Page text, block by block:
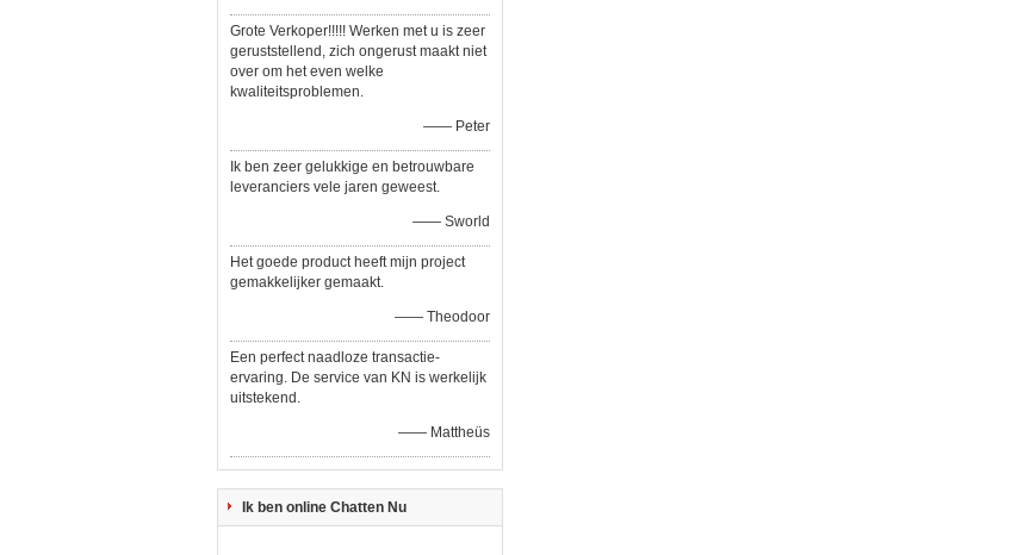
Grote Verkoper!!!!! Werken met u is zeer
geruststellend, zich ongerust maakt niet
over om het even welke
kwaliteitsproblemen.
—— Peter
Ik ben zeer gelukkige en betrouwbare
leveranciers vele jaren geweest.
—— Sworld
Het goede product heeft mijn project
gemakkelijker gemaakt.
—— Theodoor
Een perfect naadloze transactie-
ervaring. De service van KN is werkelijk
uitstekend.
—— Mattheüs
Ik ben online Chatten Nu